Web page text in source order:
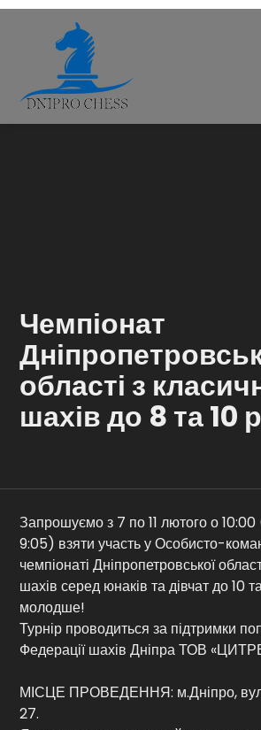
Навчання
Галерея
Контакти
Чемпіонат
області з
шахів до 8 та 10
Запрошуємо з 7 по 11 лютого о 10:00
9:05) взяти участь у Особисто-
чемпіонаті Дніпропетровської
шахів серед юнаків та дівчат до 10
молодше!
Турнір проводиться за підтримки
Федерації шахів Дніпра ТОВ
МІСЦЕ ПРОВЕДЕННЯ: м.Дніпро,
27.